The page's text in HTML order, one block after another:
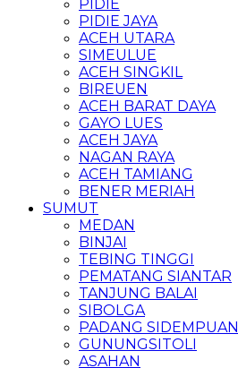
PIDIE
PIDIE JAYA
ACEH UTARA
SIMEULUE
ACEH SINGKIL
BIREUEN
ACEH BARAT DAYA
GAYO LUES
ACEH JAYA
NAGAN RAYA
ACEH TAMIANG
BENER MERIAH
SUMUT
MEDAN
BINJAI
TEBING TINGGI
PEMATANG SIANTAR
TANJUNG BALAI
SIBOLGA
PADANG SIDEMPUAN
GUNUNGSITOLI
ASAHAN